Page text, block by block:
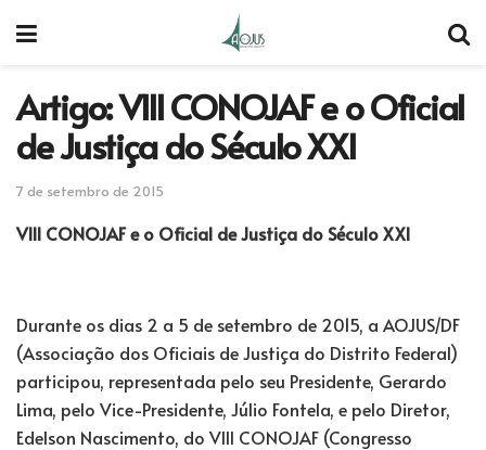
Artigo: VIII CONOJAF e o Oficial
de Justiça do Século XXI
7 de setembro de 2015
VIII CONOJAF e o Oficial de Justiça do Século XXI
Durante os dias 2 a 5 de setembro de 2015, a AOJUS/DF
(Associação dos Oficiais de Justiça do Distrito Federal)
participou, representada pelo seu Presidente, Gerardo
Lima, pelo Vice-Presidente, Júlio Fontela, e pelo Diretor,
Edelson Nascimento, do VIII CONOJAF (Congresso